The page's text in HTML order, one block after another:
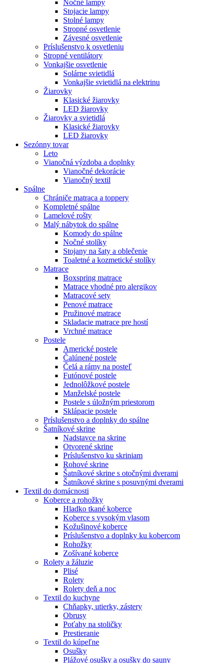
Nočné lampy
Stojacie lampy
Stolné lampy
Stropné osvetlenie
Závesné osvetlenie
Príslušenstvo k osvetleniu
Stropné ventilátory
Vonkajšie osvetlenie
Solárne svietidlá
Vonkajšie svietidlá na elektrinu
Žiarovky
Klasické žiarovky
LED žiarovky
Žiarovky a svietidlá
Klasické žiarovky
LED žiarovky
Sezónny tovar
Leto
Vianočná výzdoba a doplnky
Vianočné dekorácie
Vianočný textil
Spálne
Chrániče matraca a toppery
Kompletné spálne
Lamelové rošty
Malý nábytok do spálne
Komody do spálne
Nočné stolíky
Stojany na šaty a oblečenie
Toaletné a kozmetické stolíky
Matrace
Boxspring matrace
Matrace vhodné pro alergikov
Matracové sety
Penové matrace
Pružinové matrace
Skladacie matrace pre hostí
Vrchné matrace
Postele
Americké postele
Čalúnené postele
Čelá a rámy na posteľ
Futónové postele
Jednolôžkové postele
Manželské postele
Postele s úložným priestorom
Sklápacie postele
Príslušenstvo a doplnky do spálne
Šatníkové skrine
Nadstavce na skrine
Otvorené skrine
Príslušenstvo ku skriniam
Rohové skrine
Šatníkové skrine s otočnými dverami
Šatníkové skrine s posuvnými dverami
Textil do domácnosti
Koberce a rohožky
Hladko tkané koberce
Koberce s vysokým vlasom
Kožušinové koberce
Príslušenstvo a doplnky ku kobercom
Rohožky
Zošívané koberce
Rolety a žáluzie
Plisé
Rolety
Rolety deň a noc
Textil do kuchyne
Chňapky, utierky, zástery
Obrusy
Poťahy na stoličky
Prestieranie
Textil do kúpeľne
Osušky
Plážové osušky a osušky do sauny